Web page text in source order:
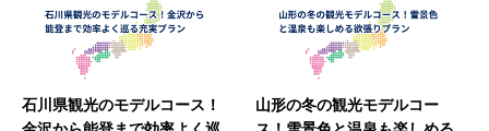
石川県観光のモデルコース！
山形の冬の観光モデルコー